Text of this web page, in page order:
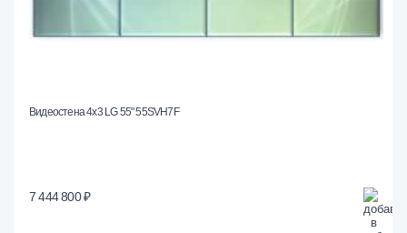
Видеостена 4x3 LG 55" 55SVH7F
7 444 800 ₽